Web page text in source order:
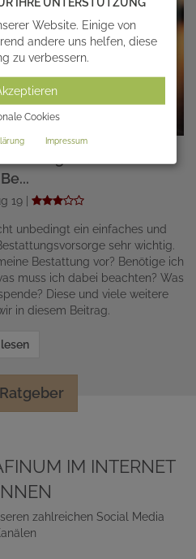
Be...
19 |
unbedingt ein einfaches und
sehr wichtig.
Bestattung vor? Benötige ich
muss ich dabei beachten? Was
Diese und viele weitere
in diesem Beitrag.
lesen
IM INTERNET
zahlreichen Social Media
Website. Einige von
andere uns helfen, diese
zu verbessern.
Cookies
Impressum